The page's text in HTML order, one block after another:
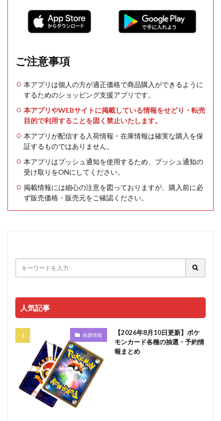
ご注意事項
本アプリは個人の方が適正価格で商品購入ができるように
するためのショッピング支援アプリです。
本アプリやWEBサイトに掲載している情報をせどり・転売
目的で利用することを固く禁止いたします。
本アプリが配信する入荷情報・在庫情報は確実な購入を保
証するものではありません。
本アプリはプッシュ通知を使用するため、プッシュ通知の
受け取りをONにしてください。
掲載情報には細心の注意を図っておりますが、購入前に必
ず販売価格・販売元をご確認ください。
人気記事
抽選情報
【2026年8月10日更新】ポケ
モンカード各種の抽選・予約情
報まとめ